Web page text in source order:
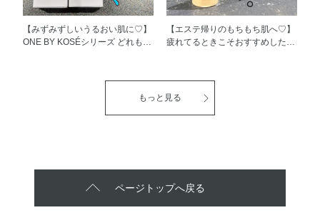
【みずみずしいうるおい肌に♡】
ONE BY KOSÉシリーズ どれも大
ONE BY KOSÉ セラムヴェール
ローション、エマルジョン✨ とろ
する時期こそ 1日安心させてくれ
るスキンケアです🎵
【エステ帰りのもちもち肌へ♡】
疲れてるときこそおすすめしたい
に配合。 乾燥の気になる肌も、
使うたびにうるおいをあたえ、
)♡
もっと見る
ページトップへ戻る